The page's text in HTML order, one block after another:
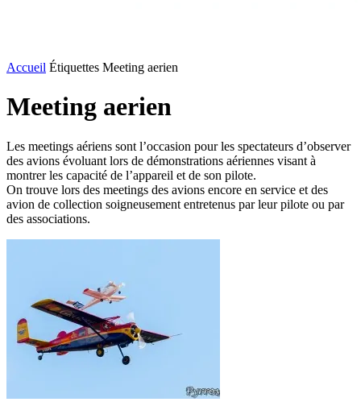
Accueil Étiquettes Meeting aerien
Meeting aerien
Les meetings aériens sont l’occasion pour les spectateurs d’observer
des avions évoluant lors de démonstrations aériennes visant à
montrer les capacité de l’appareil et de son pilote.
On trouve lors des meetings des avions encore en service et des
avion de collection soigneusement entretenus par leur pilote ou par
des associations.